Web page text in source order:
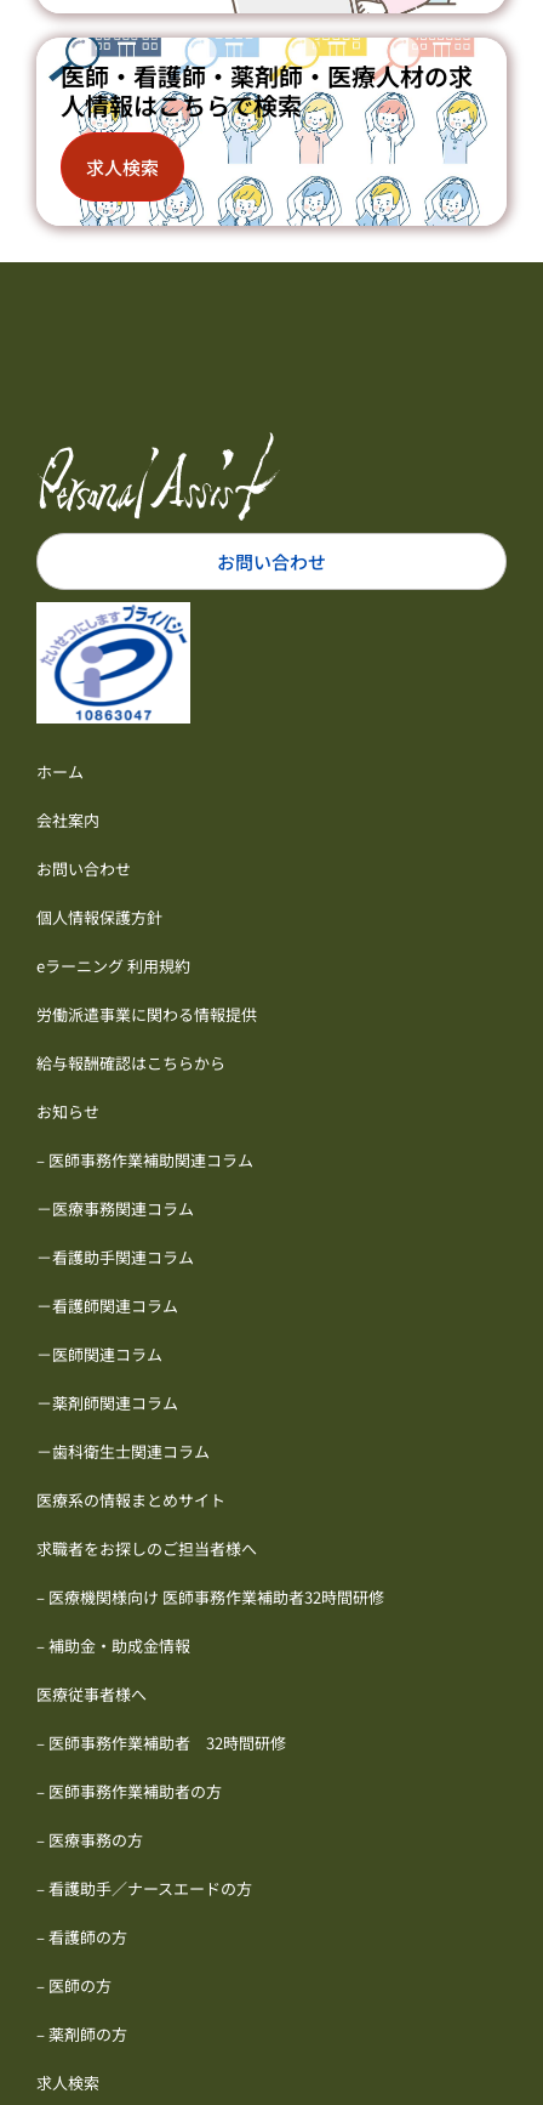
医師・看護師・薬剤師・医療人材の求
人情報はこちらで検索
求人検索
お問い合わせ
ホーム
会社案内
お問い合わせ
個人情報保護方針
eラーニング 利用規約
労働派遣事業に関わる情報提供
給与報酬確認はこちらから
お知らせ
– 医師事務作業補助関連コラム
－医療事務関連コラム
－看護助手関連コラム
－看護師関連コラム
－医師関連コラム
－薬剤師関連コラム
－歯科衛生士関連コラム
医療系の情報まとめサイト
求職者をお探しのご担当者様へ
– 医療機関様向け 医師事務作業補助者32時間研修
– 補助金・助成金情報
医療従事者様へ
– 医師事務作業補助者 32時間研修
– 医師事務作業補助者の方
– 医療事務の方
– 看護助手／ナースエードの方
– 看護師の方
– 医師の方
– 薬剤師の方
求人検索